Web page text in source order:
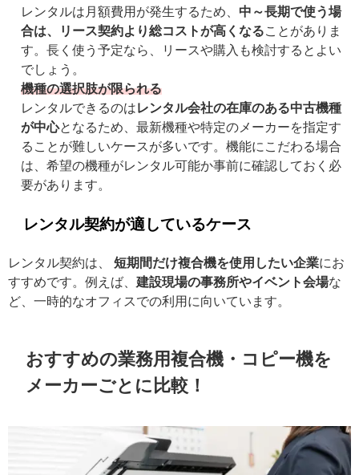
レンタルは月額費用が発生するため、 中～長期で使う場
合は、リース契約より総コストが高くなる ことがありま
す。長く使う予定なら、リースや購入も検討するとよい
でしょう。
機種の選択肢が限られる
レンタルできるのはレンタル会社の在庫のある中古機種
が中心となるため、最新機種や特定のメーカーを指定す
ることが難しいケースが多いです。機能にこだわる場合
は、希望の機種がレンタル可能か事前に確認しておく必
要があります。
レンタル契約が適しているケース
レンタル契約は、 短期間だけ複合機を使用したい企業にお
すすめです。例えば、 建設現場の事務所やイベント会場な
ど、一時的なオフィスでの利用に向いています。
おすすめの業務用複合機・コピー機を
メーカーごとに比較！